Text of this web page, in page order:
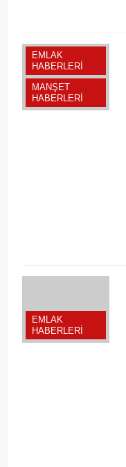
EMLAK
HABERLERI
MANŞET
HABERLERI
EMLAK
HABERLERI